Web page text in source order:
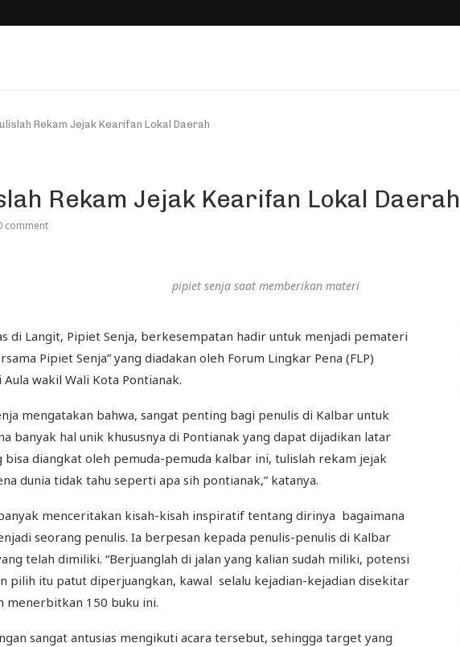
Rekam Jejak Kearifan Lokal Daerah
Rekam Jejak Kearifan Lokal Daerah
comment
pipiet senja saat memberikan materi
di Langit, Pipiet Senja, berkesempatan hadir untuk menjadi pemateri
Pipiet Senja” yang diadakan oleh Forum Lingkar Pena (FLP)
wakil Wali Kota Pontianak.
mengatakan bahwa, sangat penting bagi penulis di Kalbar untuk
banyak hal unik khususnya di Pontianak yang dapat dijadikan latar
bisa diangkat oleh pemuda-pemuda kalbar ini, tulislah rekam jejak
dunia tidak tahu seperti apa sih pontianak,” katanya.
menceritakan kisah-kisah inspiratif tentang dirinya bagaimana
seorang penulis. Ia berpesan kepada penulis-penulis di Kalbar
telah dimiliki. “Berjuanglah di jalan yang kalian sudah miliki, potensi
pilih itu patut diperjuangkan, kawal selalu kejadian-kejadian disekitar
menerbitkan 150 buku ini.
sangat antusias mengikuti acara tersebut, sehingga target yang